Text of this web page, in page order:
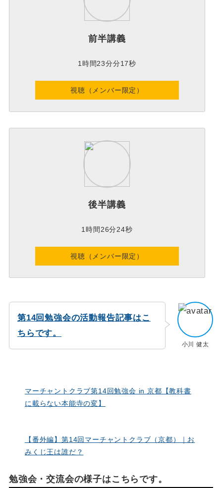
前半講義
1時間23分分17秒
視聴（メンバー限定）
後半講義
1時間26分24秒
視聴（メンバー限定）
小川 健太
第14回勉強会の活動報告記事はこ
ちらです。
マーチャントクラブ第14回勉強会 in 京都【教科書
に載らない本能寺の変】
【番外編】第14回マーチャントクラブ（京都）｜お
みくじ王は誰だ？
勉強会・交流会の様子はこちらです。